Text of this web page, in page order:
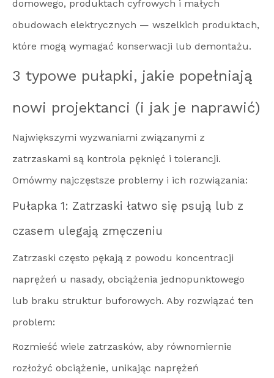
domowego, produktach cyfrowych i małych
obudowach elektrycznych — wszelkich produktach,
które mogą wymagać konserwacji lub demontażu.
3 typowe pułapki, jakie popełniają
nowi projektanci (i jak je naprawić)
Największymi wyzwaniami związanymi z
zatrzaskami są kontrola pęknięć i tolerancji.
Omówmy najczęstsze problemy i ich rozwiązania:
Pułapka 1: Zatrzaski łatwo się psują lub z
czasem ulegają zmęczeniu
Zatrzaski często pękają z powodu koncentracji
naprężeń u nasady, obciążenia jednopunktowego
lub braku struktur buforowych. Aby rozwiązać ten
problem:
Rozmieść wiele zatrzasków, aby równomiernie
rozłożyć obciążenie, unikając naprężeń